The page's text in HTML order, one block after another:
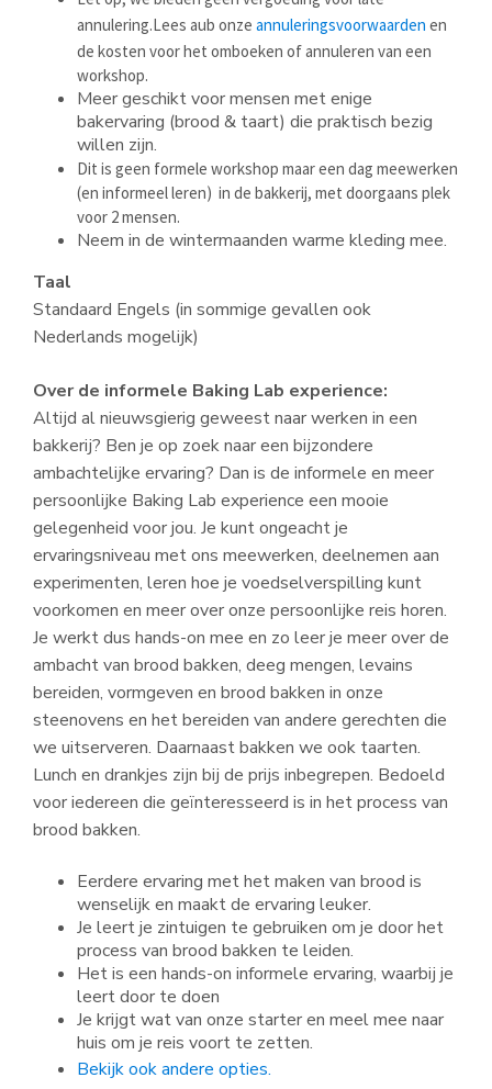
annulering.Lees aub onze annuleringsvoorwaarden en
de kosten voor het omboeken of annuleren van een
workshop.
Meer geschikt voor mensen met enige
bakervaring (brood & taart) die praktisch bezig
willen zijn.
Dit is geen formele workshop maar een dag meewerken
(en informeel leren) in de bakkerij, met doorgaans plek
voor 2 mensen.
Neem in de wintermaanden warme kleding mee.
Taal
Standaard Engels (in sommige gevallen ook
Nederlands mogelijk)
Over de informele Baking Lab experience:
Altijd al nieuwsgierig geweest naar werken in een
bakkerij? Ben je op zoek naar een bijzondere
ambachtelijke ervaring? Dan is de informele en meer
persoonlijke Baking Lab experience een mooie
gelegenheid voor jou. Je kunt ongeacht je
ervaringsniveau met ons meewerken, deelnemen aan
experimenten, leren hoe je voedselverspilling kunt
voorkomen en meer over onze persoonlijke reis horen.
Je werkt dus hands-on mee en zo leer je meer over de
ambacht van brood bakken, deeg mengen, levains
bereiden, vormgeven en brood bakken in onze
steenovens en het bereiden van andere gerechten die
we uitserveren. Daarnaast bakken we ook taarten.
Lunch en drankjes zijn bij de prijs inbegrepen. Bedoeld
voor iedereen die geïnteresseerd is in het process van
brood bakken.
Eerdere ervaring met het maken van brood is
wenselijk en maakt de ervaring leuker.
Je leert je zintuigen te gebruiken om je door het
process van brood bakken te leiden.
Het is een hands-on informele ervaring, waarbij je
leert door te doen
Je krijgt wat van onze starter en meel mee naar
huis om je reis voort te zetten.
Bekijk ook andere opties.